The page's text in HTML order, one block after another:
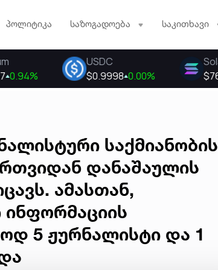
პოლიტიკა საზოგადოება საკითხავი
საქმიანობის
დანაშაულის
ამასთან,
ინფორმაციის
5 ჟურნალისტი და 1